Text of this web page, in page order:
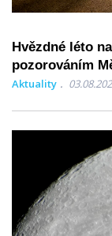
Hvězdné léto
pozorováním
Aktuality